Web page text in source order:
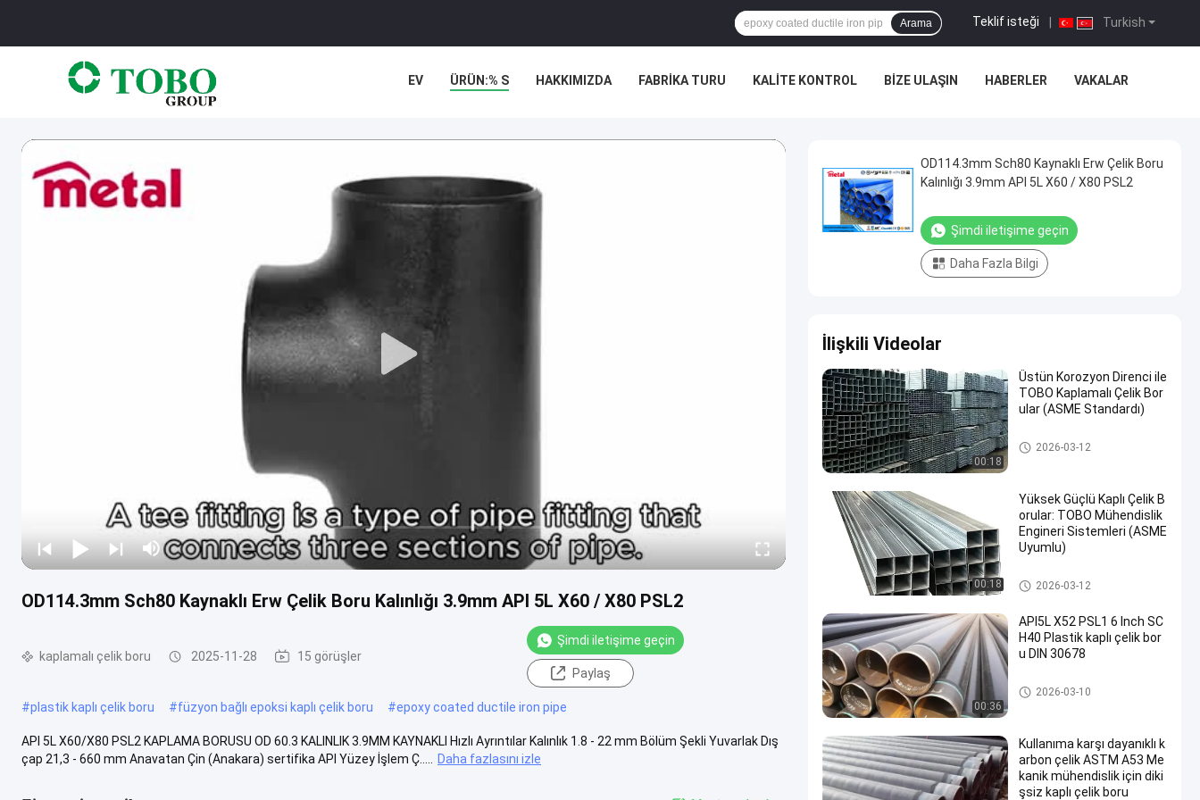
Turkish
Teklif isteği
Arama
EV ÜRÜN:% S HAKKIMIZDA FABRIKA TURU KALITE KONTROL BIZE ULAŞIN HABERLER VAKALAR
OD114.3mm Sch80 Kaynaklı Erw Çelik Boru Kalınlığı 3.9mm API 5L X60 / X80 PSL2
kaplamalı çelik boru 2025-11-28 15 görüşler
Şimdi iletişime geçin
Paylaş
#plastik kaplı çelik boru #füzyon bağlı epoksi kaplı çelik boru #epoxy coated ductile iron pipe
API 5L X60/X80 PSL2 KAPLAMA BORUSU OD 60.3 KALINLIK 3.9MM KAYNAKLI Hızlı Ayrıntılar Kalınlık 1.8 - 22 mm Bölüm Şekli Yuvarlak Dış
çap 21,3 - 660 mm Anavatan Çin (Anakara) sertifika API Yüzey İşlem Ç.....
Daha fazlasını izle
OD114.3mm Sch80 Kaynaklı Erw Çelik Boru
Kalınlığı 3.9mm API 5L X60 / X80 PSL2
Şimdi iletişime geçin
Daha Fazla Bilgi
İlişkili Videolar
00:18
Üstün Korozyon Direnci ile
TOBO Kaplamalı Çelik Bor
ular (ASME Standardı)
kaplamalı çelik boru
2026-03-12
00:18
Yüksek Güçlü Kaplı Çelik B
orular: TOBO Mühendislik
Engineri Sistemleri (ASME
Uyumlu)
kaplamalı çelik boru
2026-03-12
00:36
API5L X52 PSL1 6 Inch SC
H40 Plastik kaplı çelik bor
u DIN 30678
kaplamalı çelik boru
2026-03-10
Kullanıma karşı dayanıklı k
arbon çelik ASTM A53 Me
kanik mühendislik için diki
şsiz kaplı çelik boru